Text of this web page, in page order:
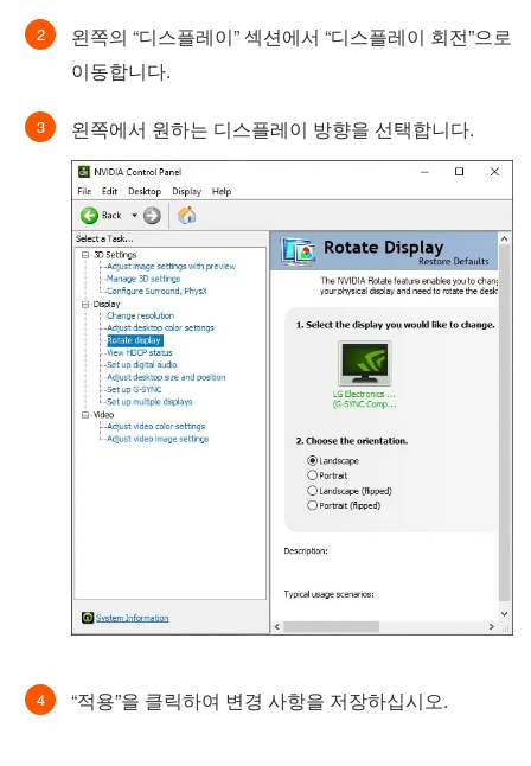
왼쪽의 “디스플레이” 섹션에서 “디스플레이 회전”으로
이동합니다.
왼쪽에서 원하는 디스플레이 방향을 선택합니다.
“적용”을 클릭하여 변경 사항을 저장하십시오.